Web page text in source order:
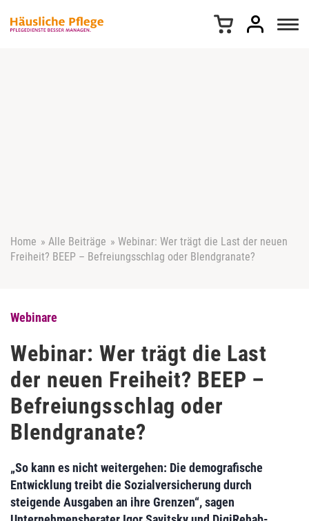
Home » Alle Beiträge » Webinar: Wer trägt die Last der neuen
Freiheit? BEEP – Befreiungsschlag oder Blendgranate?
Webinare
Webinar: Wer trägt die Last
der neuen Freiheit? BEEP –
Befreiungsschlag oder
Blendgranate?
„So kann es nicht weitergehen: Die demografische
Entwicklung treibt die Sozialversicherung durch
steigende Ausgaben an ihre Grenzen“, sagen